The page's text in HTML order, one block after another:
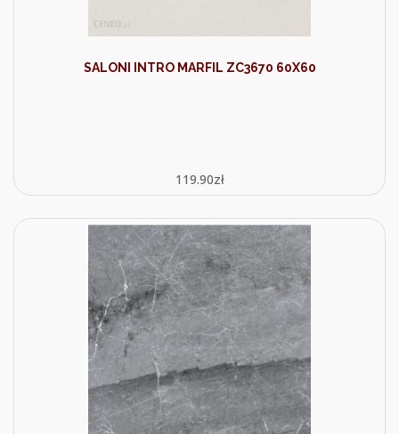
SALONI INTRO MARFIL ZC3670 60X60
119.90zł